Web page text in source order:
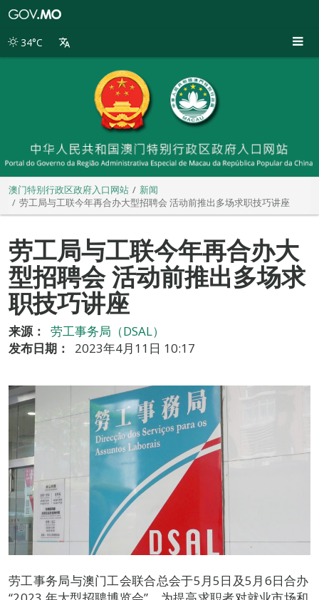
别
34°C
澳门特别行政区政府入口网站
新闻
劳工局与工联今年再合办大型招聘会 活动前推出多场求职技巧讲座
劳工局与工联今年再合办大
型招聘会 活动前推出多场求
职技巧讲座
来源：
劳工事务局（DSAL）
发布日期：
2023年4月11日 10:17
劳工事务局与澳门工会联合总会于5月5日及5月6日合办